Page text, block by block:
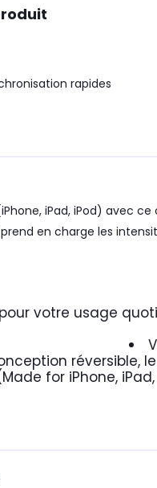
rapides
iPad, iPod) avec
en charge les
votre usage
réversible,
for iPhone,